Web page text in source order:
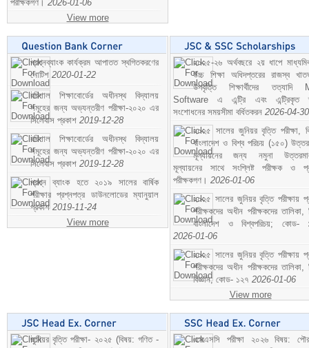
পরীক্ষকগণ। 2026-01-06
View more
প্রশ্নব্যাংক কার্যক্রম আপাতত স্থগিতকরণের
নোটিশ 2020-01-22
বরিশাল শিক্ষাবোর্ডের অধীনস্থ বিদ্যালয়
সমূহের জন্য অভ্যন্তরীণ পরীক্ষা-২০২০ এর
সিলেবাস প্রকাশ 2019-12-28
বরিশাল শিক্ষাবোর্ডের অধীনস্থ বিদ্যালয়
সমূহের জন্য অভ্যন্তরীণ পরীক্ষা-২০২০ এর
সিলেবাস প্রকাশ 2019-12-28
প্রশ্ন ব্যাংক হতে ২০১৯ সালের বার্ষিক
পরীক্ষার প্রশ্নপত্র ডাউনলোডের ম্যানুয়াল
প্রকাশ 2019-11-24
View more
২০২৫-২৬ অর্থবছরে ২য় ধাপে
উচ্চ শিক্ষা অধিদপ্তরের রাজস্ব
উপবৃত্তি শিক্ষার্থীদের তত্যাদি
Software এ এন্ট্রি এবং এন্ট্রিকৃত
সংশোধনের সময়সীমা বর্ধিতকরন 2026-04-30
২০২৫ সালের জুনিয়র বৃত্তি পরীক্ষা,
বাংলাদেশ ও বিশ্ব পরিচয় (১৫০)
মূল্যায়নের জন্য নমুনা
মূল্যায়নের সাথে সংশ্লিষ্ট পরীক্ষক ও
পরীক্ষকগণ। 2026-01-06
২০২৫ সালের জুনিয়র বৃত্তি পরীক্ষায়
পরীক্ষকদের অধীন পরীক্ষকদের তালিকা,
বাংলাদেশ ও বিশ্বপরিচয়; কোড-
2026-01-06
২০২৫ সালের জুনিয়র বৃত্তি পরীক্ষায়
পরীক্ষকদের অধীন পরীক্ষকদের তালিকা,
বিজ্ঞান; কোড- ১২৭ 2026-01-06
View more
জুনিয়র বৃত্তি পরীক্ষা- ২০২৫ (বিষয়: গণিত -
এসএসসি পরীক্ষা ২০২৬ বিষয়: